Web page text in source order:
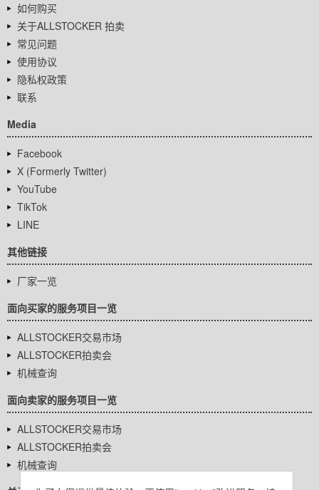
如何购买
关于ALLSTOCKER 拍卖
常见问题
使用协议
隐私权政策
联系
Media
Facebook
X (Formerly Twitter)
YouTube
TikTok
LINE
其他链接
厂家一览
面向买家的服务项目一览
ALLSTOCKER交易市场
ALLSTOCKER拍卖会
机械查询
面向卖家的服务项目一览
ALLSTOCKER交易市场
ALLSTOCKER拍卖会
机械查询